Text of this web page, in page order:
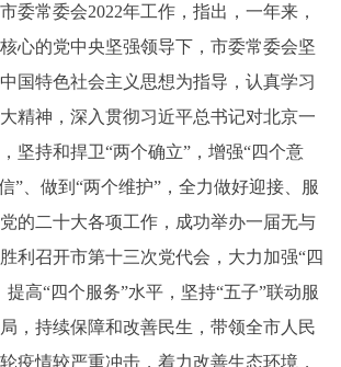
한국어 日本語
FRANÇAIS РУССКИЙ ЯЗЫК
回到顶部
常委会2022年工作，指出，一年来，
心的党中央坚强领导下，市委常委会坚
国特色社会主义思想为指导，认真学习
精神，深入贯彻习近平总书记对北京一
坚持和捍卫“两个确立”，增强“四个意
”、做到“两个维护”，全力做好迎接、服
的二十大各项工作，成功举办一届无与
利召开市第十三次党代会，大力加强“四
高“四个服务”水平，坚持“五子”联动服
，持续保障和改善民生，带领全市人民
疫情较严重冲击，着力改善生态环境，